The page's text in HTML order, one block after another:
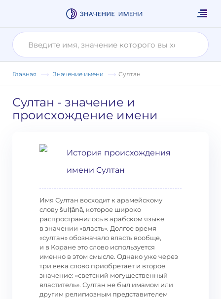
Главная Значение имени Султан
Султан - значение и
происхождение имени
История происхождения
имени Султан
Имя Султан восходит к арамейскому
слову šulṭānā, которое широко
распространилось в арабском языке
в значении «власть». Долгое время
«султан» обозначало власть вообще,
и в Коране это слово используется
именно в этом смысле. Однако уже через
три века слово приобретает и второе
значение: «светский могущественный
властитель». Султан не был имамом или
другим религиозным представителем